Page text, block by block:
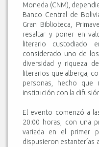
Moneda (CNM),
Banco Central de
Gran Biblioteca,
resaltar y poner en
literario custodiado
considerado uno de
diversidad y riqueza
literarios que alberga,
personas, hecho que
institución con la
El evento comenzó a
20:00 horas, con una
variada en el primer
dispusieron estanterías